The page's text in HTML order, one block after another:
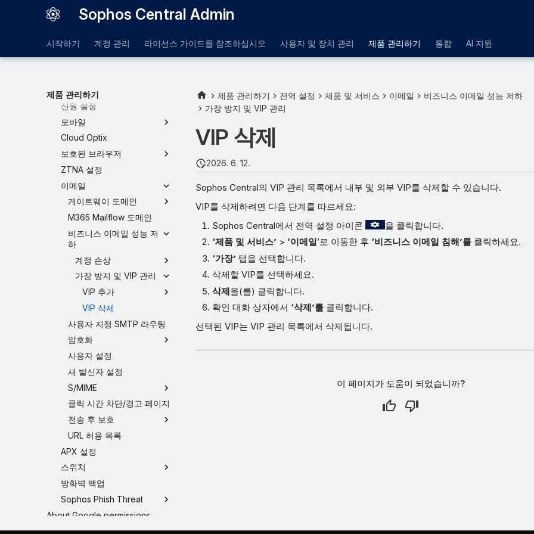
Sophos Central Admin
시작하기 계정 관리 라이선스 가이드를 참조하십시오 사용자 및 장치 관리 제품 관리하기 통합 AI 지원
제품 관리하기
액세스 제어
보호 및 수정
제품 및 서비스
MDR 설정
엔드포인트 및 서버
신원 설정
모바일
Cloud Optix
보호된 브라우저
ZTNA 설정
이메일
게이트웨이 도메인
M365 Mailflow 도메인
비즈니스 이메일 성능 저
하
계정 손상
가장 방지 및 VIP 관리
VIP 추가
VIP 삭제
사용자 지정 SMTP 라우팅
암호화
사용자 설정
새 발신자 설정
S/MIME
클릭 시간 차단/경고 페이지
전송 후 보호
URL 허용 목록
APX 설정
스위치
방화벽 백업
Sophos Phish Threat
About Google permissions
Endpoint
제품 관리하기 전역 설정 제품 및 서비스 이메일
비즈니스 이메일 성능 저하
가장 방지 및 VIP 관리
VIP 삭제
2026. 6. 12.
Sophos Central의 VIP 관리 목록에서 내부 및 외부 VIP를 삭제할 수 있습니다.
VIP를 삭제하려면 다음 단계를 따르세요:
Sophos Central에서 전역 설정 아이콘
을 클릭합니다.
‘제품 및 서비스’ > ‘이메일’로 이동한 후 ‘비즈니스 이메일 침해’를 클릭하세요.
‘가장’ 탭을 선택합니다.
삭제할 VIP를 선택하세요.
삭제을(를) 클릭합니다.
확인 대화 상자에서 ‘삭제’를 클릭합니다.
선택된 VIP는 VIP 관리 목록에서 삭제됩니다.
이 페이지가 도움이 되었습니까?